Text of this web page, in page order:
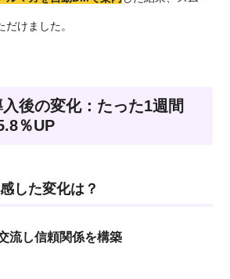
だけました。
後の変化：たった1週間
％UP
した変化は？
流し信頼関係を構築